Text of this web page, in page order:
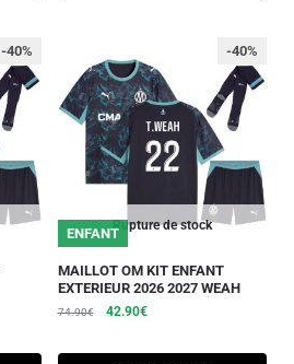
-40%
Rupture de stock
ENFANT
-40%
MAILLOT OM KIT ENFANT
EXTERIEUR 2026 2027 WEAH
74.90€ 42.90€